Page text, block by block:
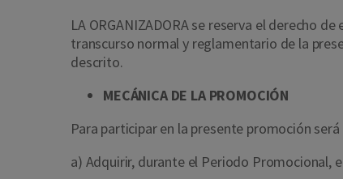
LA ORGANIZADORA se reserva el derecho
transcurso normal y reglamentario de la
descrito.
MECÁNICA DE LA PROMOCIÓN
Para participar en la presente promoción será
a) Adquirir, durante el Periodo Promocional,